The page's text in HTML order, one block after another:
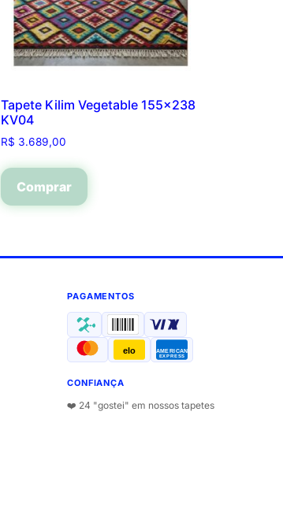
Tapete Kilim Vegetable 155×238
KV04
R$ 3.689,00
Comprar
PAGAMENTOS
elo AMERICAN
EXPRESS
CONFIANÇA
❤️ 24 "gostei" em nossos tapetes